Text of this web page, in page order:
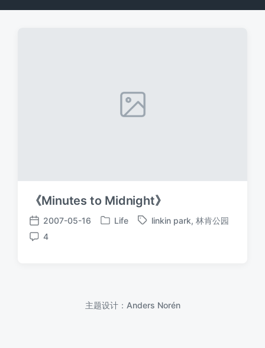
《Minutes to Midnight》
发
布
2007-05-16
发
Life
标
linkin park, 林肯公园
评
4
主题设计： Anders Norén